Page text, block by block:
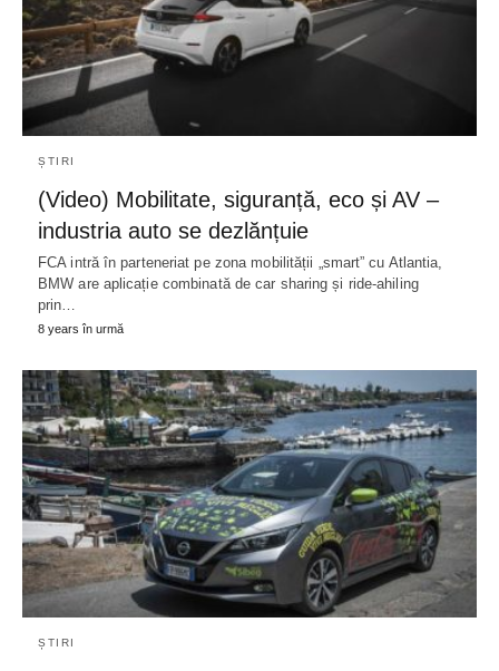
ȘTIRI
(Video) Mobilitate, siguranță, eco și AV –
industria auto se dezlănțuie
FCA intră în parteneriat pe zona mobilității „smart” cu Atlantia,
BMW are aplicație combinată de car sharing și ride-ahiling
prin…
8 years în urmă
ȘTIRI